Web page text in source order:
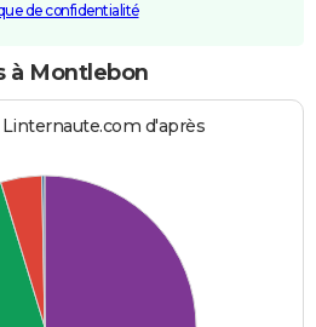
de confidentialité
à Montlebon
d'après